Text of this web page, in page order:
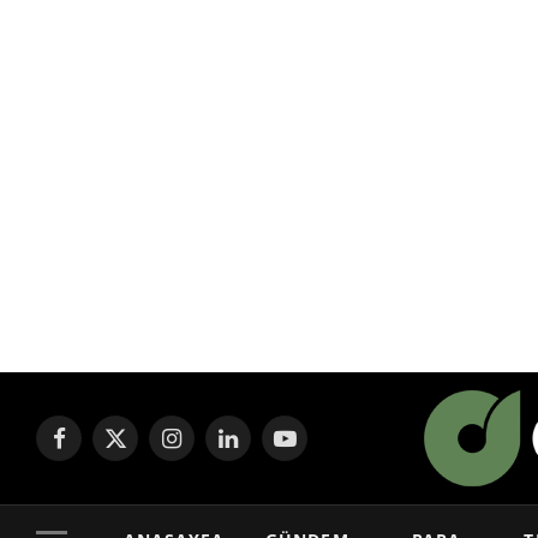
Facebook
X
InstagramLinkedInYouTube